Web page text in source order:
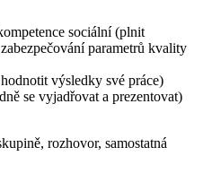
sociální (plnit
parametrů kvality
výsledky své práce)
se vyjadřovat a prezentovat)
rozhovor, samostatná